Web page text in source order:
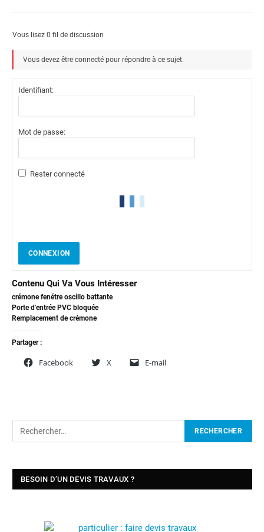
Vous lisez 0 fil de discussion
Vous devez être connecté pour répondre à ce sujet.
Identifiant:
Mot de passe:
Rester connecté
CONNEXION
Contenu Qui Va Vous Intéresser
crémone fenétre oscillo battante
Porte d'entrée PVC bloquée
Remplacement de crémone
Partager :
Facebook X E-mail
BESOIN D’UN DEVIS TRAVAUX ?